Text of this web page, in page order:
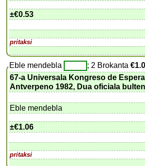
±€0.53
pritaksi
Eble mendebla ; 2 Brokanta
67-a Universala Kongreso de
Antverpeno 1982, Dua oficiala
Eble mendebla
±€1.06
pritaksi